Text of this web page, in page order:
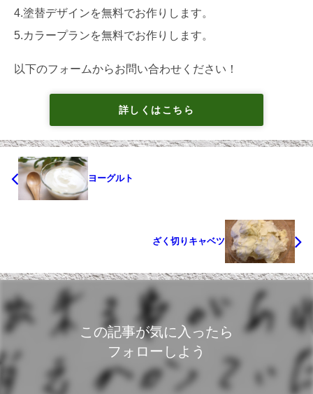
4.塗替デザインを無料でお作りします。
5.カラープランを無料でお作りします。
以下のフォームからお問い合わせください！
詳しくはこちら
ヨーグルト
ざく切りキャベツ
この記事が気に入ったら
フォローしよう